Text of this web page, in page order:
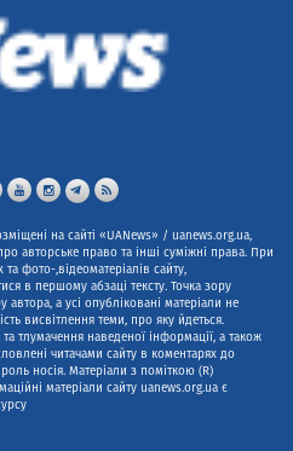
на сайті «UANews» / uanews.org.ua,
авторське право та інші суміжні права. При
фото-,відеоматеріалів сайту,
в першому абзаці тексту. Точка зору
автора, а усі опубліковані матеріали не
висвітлення теми, про яку йдеться.
та тлумачення наведеної інформації, а також
читачами сайту в коментарях до
носія. Матеріали з поміткою (R)
матеріали сайту uanews.org.ua є